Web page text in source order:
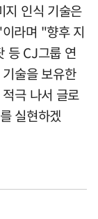
지 인식 기술은
라며 "향후 지
등 CJ그룹 연
술을 보유한
극 나서 글로
실현하겠